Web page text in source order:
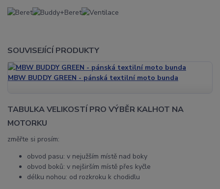
SOUVISEJÍCÍ PRODUKTY
MBW BUDDY GREEN - pánská textilní moto bunda
TABULKA VELIKOSTÍ PRO VÝBĚR KALHOT NA
MOTORKU
změřte si prosím:
obvod pasu: v nejužším místě nad boky
obvod boků: v nejširším místě přes kyčle
délku nohou: od rozkroku k chodidlu